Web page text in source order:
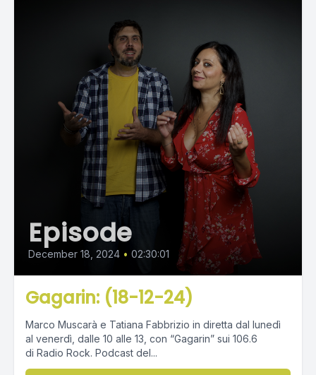
Episode
December 18, 2024 • 02:30:01
Gagarin: (18-12-24)
Marco Muscarà e Tatiana Fabbrizio in diretta dal lunedì
al venerdì, dalle 10 alle 13, con “Gagarin” sui 106.6
di Radio Rock. Podcast del...